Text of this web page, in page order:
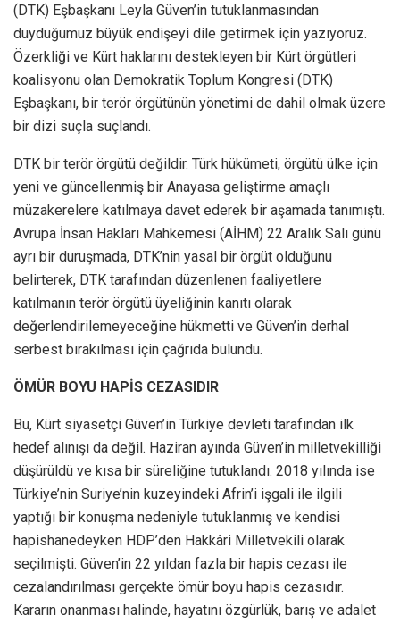
(DTK) Eşbaşkanı Leyla Güven’in tutuklanmasından
duyduğumuz büyük endişeyi dile getirmek için yazıyoruz.
Özerkliği ve Kürt haklarını destekleyen bir Kürt örgütleri
koalisyonu olan Demokratik Toplum Kongresi (DTK)
Eşbaşkanı, bir terör örgütünün yönetimi de dahil olmak üzere
bir dizi suçla suçlandı.
DTK bir terör örgütü değildir. Türk hükümeti, örgütü ülke için
yeni ve güncellenmiş bir Anayasa geliştirme amaçlı
müzakerelere katılmaya davet ederek bir aşamada tanımıştı.
Avrupa İnsan Hakları Mahkemesi (AİHM) 22 Aralık Salı günü
ayrı bir duruşmada, DTK’nin yasal bir örgüt olduğunu
belirterek, DTK tarafından düzenlenen faaliyetlere
katılmanın terör örgütü üyeliğinin kanıtı olarak
değerlendirilemeyeceğine hükmetti ve Güven’in derhal
serbest bırakılması için çağrıda bulundu.
ÖMÜR BOYU HAPİS CEZASIDIR
Bu, Kürt siyasetçi Güven’in Türkiye devleti tarafından ilk
hedef alınışı da değil. Haziran ayında Güven’in milletvekilliği
düşürüldü ve kısa bir süreliğine tutuklandı. 2018 yılında ise
Türkiye’nin Suriye’nin kuzeyindeki Afrin’i işgali ile ilgili
yaptığı bir konuşma nedeniyle tutuklanmış ve kendisi
hapishanedeyken HDP’den Hakkâri Milletvekili olarak
seçilmişti. Güven’in 22 yıldan fazla bir hapis cezası ile
cezalandırılması gerçekte ömür boyu hapis cezasıdır.
Kararın onanması halinde, hayatını özgürlük, barış ve adalet